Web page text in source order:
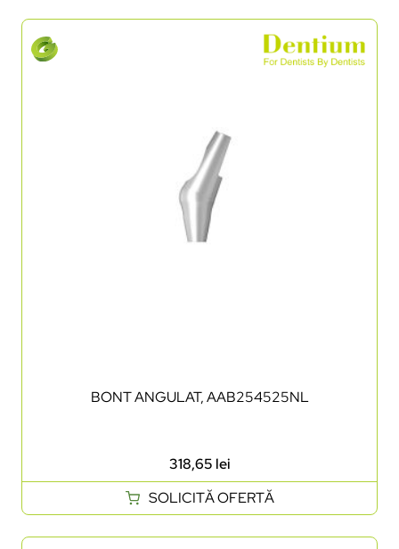
BONT ANGULAT, AAB254525NL
318,65 lei
SOLICITĂ OFERTĂ